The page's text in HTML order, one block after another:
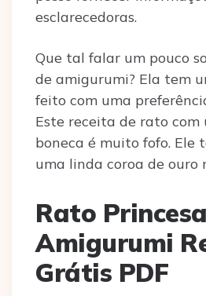
esclarecedoras.
Que tal falar um pouco
de amigurumi? Ela tem
feito com uma
Este receita de rato com
boneca é muito fofo. Ele
uma linda coroa de ouro
Rato
Amigurumi
Grátis PDF